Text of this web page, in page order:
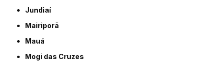
Jundiaí
Mairiporã
Mauá
Mogi das Cruzes